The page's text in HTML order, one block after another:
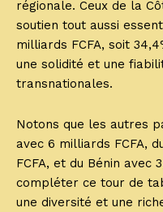
régionale. Ceux de la
soutien tout aussi
milliards FCFA, soit
une solidité et une
transnationales.
Notons que les autres
avec 6 milliards FCFA,
FCFA, et du Bénin avec
compléter ce tour de
une diversité et une